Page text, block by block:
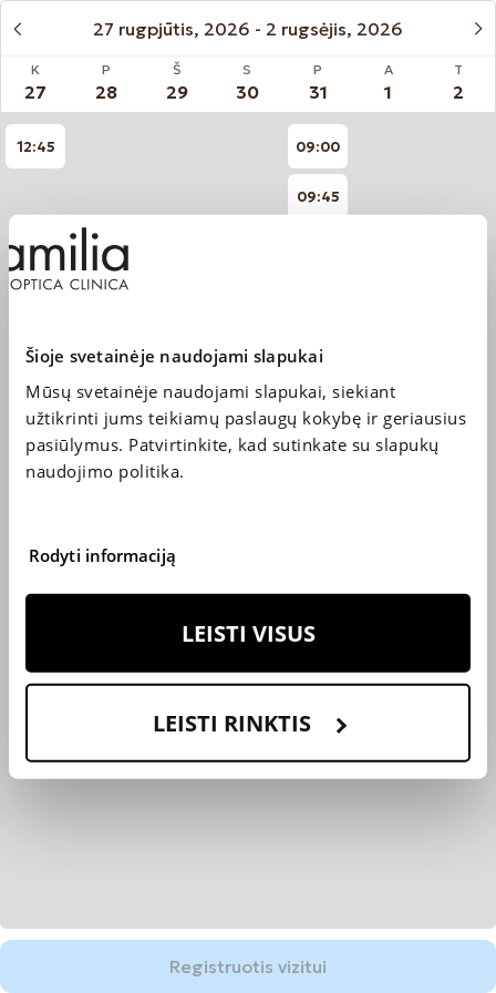
Šioje svetainėje naudojami slapukai
Mūsų svetainėje naudojami slapukai, siekiant
užtikrinti jums teikiamų paslaugų kokybę ir geriausius
pasiūlymus. Patvirtinkite, kad sutinkate su slapukų
naudojimo politika.
Rodyti informaciją
LEISTI VISUS
LEISTI RINKTIS
27 rugpjūtis, 2026 - 2 rugsėjis, 2026
K
27
12:45
P
28
Š
29
S
30
P
31
09:00
09:45
12:45
13:30
14:15
A
1
T
2
Registruotis vizitui